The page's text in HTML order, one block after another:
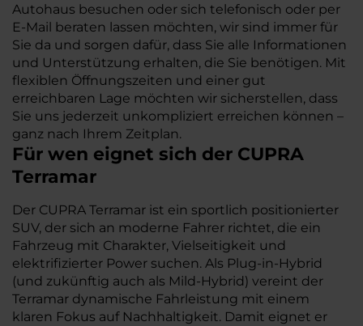
Autohaus besuchen oder sich telefonisch oder per
E-Mail beraten lassen möchten, wir sind immer für
Sie da und sorgen dafür, dass Sie alle Informationen
und Unterstützung erhalten, die Sie benötigen. Mit
flexiblen Öffnungszeiten und einer gut
erreichbaren Lage möchten wir sicherstellen, dass
Sie uns jederzeit unkompliziert erreichen können –
ganz nach Ihrem Zeitplan.
Für wen eignet sich der CUPRA
Terramar
Der CUPRA Terramar ist ein sportlich positionierter
SUV, der sich an moderne Fahrer richtet, die ein
Fahrzeug mit Charakter, Vielseitigkeit und
elektrifizierter Power suchen. Als Plug-in-Hybrid
(und zukünftig auch als Mild-Hybrid) vereint der
Terramar dynamische Fahrleistung mit einem
klaren Fokus auf Nachhaltigkeit. Damit eignet er